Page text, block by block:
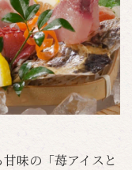
味の「苺アイスと